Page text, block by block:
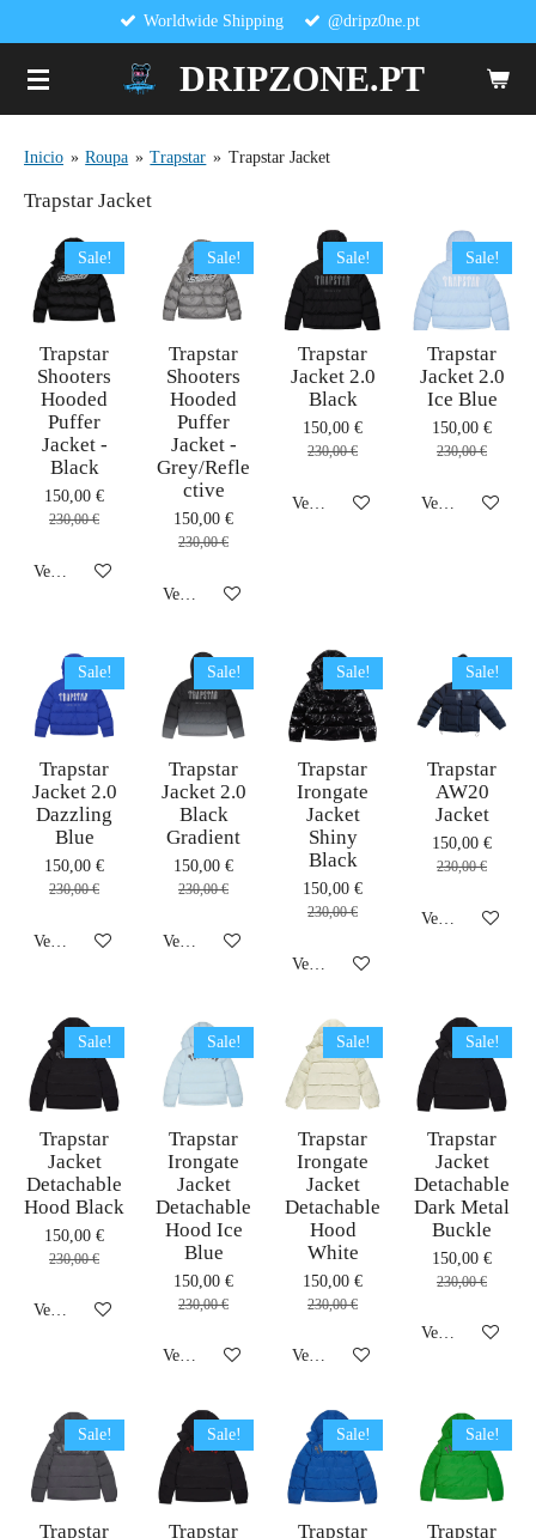
DRIPZONE.PT
Worldwide Shipping @dripz0ne.pt
Inicio » Roupa » Trapstar » Trapstar Jacket
Trapstar Jacket
Sale!
Trapstar
Shooters
Hooded
Puffer
Jacket -
Black
150,00 €
230,00 €
Veja detalhes
Sale!
Trapstar
Shooters
Hooded
Puffer
Jacket -
Grey/Refle
ctive
150,00 €
230,00 €
Veja detalhes
Sale!
Trapstar
Jacket 2.0
Black
150,00 €
230,00 €
Veja detalhes
Sale!
Trapstar
Jacket 2.0
Ice Blue
150,00 €
230,00 €
Veja detalhes
Sale!
Trapstar
Jacket 2.0
Dazzling
Blue
150,00 €
230,00 €
Veja detalhes
Sale!
Trapstar
Jacket 2.0
Black
Gradient
150,00 €
230,00 €
Veja detalhes
Sale!
Trapstar
Irongate
Jacket
Shiny
Black
150,00 €
230,00 €
Veja detalhes
Sale!
Trapstar
AW20
Jacket
150,00 €
230,00 €
Veja detalhes
Sale!
Trapstar
Jacket
Detachable
Hood Black
150,00 €
230,00 €
Veja detalhes
Sale!
Trapstar
Irongate
Jacket
Detachable
Hood Ice
Blue
150,00 €
230,00 €
Veja detalhes
Sale!
Trapstar
Irongate
Jacket
Detachable
Hood
White
150,00 €
230,00 €
Veja detalhes
Sale!
Trapstar
Jacket
Detachable
Dark Metal
Buckle
150,00 €
230,00 €
Veja detalhes
Sale!
Trapstar
Sale!
Trapstar
Sale!
Trapstar
Sale!
Trapstar